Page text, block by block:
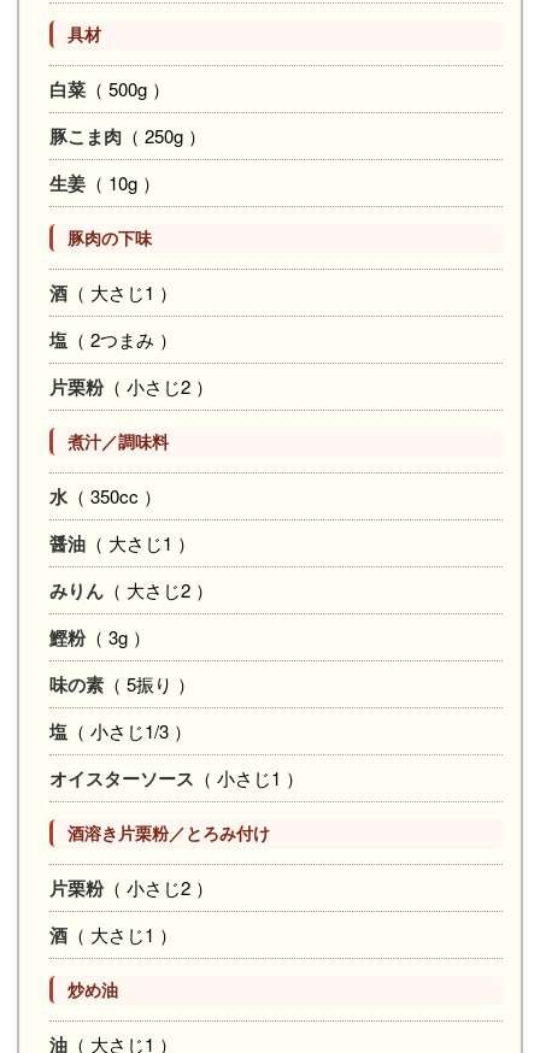
具材
白菜 （ 500g ）
豚こま肉 （ 250g ）
生姜 （ 10g ）
豚肉の下味
酒 （ 大さじ1 ）
塩 （ 2つまみ ）
片栗粉（ 小さじ2 ）
煮汁／調味料
水 （ 350cc ）
醤油 （ 大さじ1 ）
みりん （ 大さじ2 ）
鰹粉（ 3g ）
味の素 （ 5振り ）
塩 （ 小さじ1/3 ）
オイスターソース （ 小さじ1 ）
酒溶き片栗粉／とろみ付け
片栗粉（ 小さじ2 ）
酒 （ 大さじ1 ）
炒め油
油 （ 大さじ1 ）